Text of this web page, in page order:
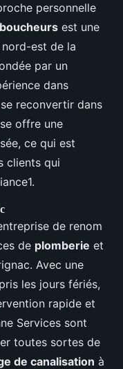
personnelle
est une
est de la
par un
dans
reconvertir dans
offre une
ce qui est
clients qui
de renom
de plomberie et
Avec une
les jours fériés,
rapide et
Services sont
toutes sortes de
de canalisation à